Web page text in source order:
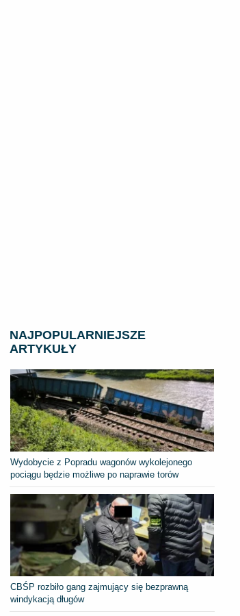
NAJPOPULARNIEJSZE
ARTYKUŁY
Wydobycie z Popradu wagonów wykolejonego
pociągu będzie możliwe po naprawie torów
CBŚP rozbiło gang zajmujący się bezprawną
windykacją długów